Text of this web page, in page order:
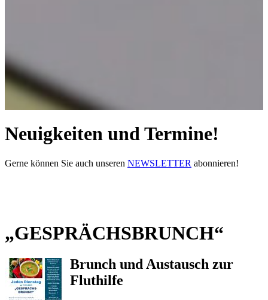
Neuigkeiten und Termine!
Gerne können Sie auch unseren NEWSLETTER abonnieren!
„GESPRÄCHSBRUNCH“
Brunch und Austausch zur
Fluthilfe